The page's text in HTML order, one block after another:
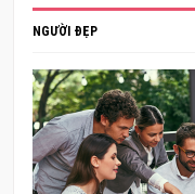
NGƯỜI ĐẸP